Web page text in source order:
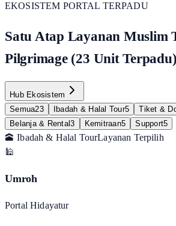
EKOSISTEM PORTAL TERPADU
Satu Atap Layanan Muslim
Pilgrimage (23 Unit Terpadu)
Hub Ekosistem
Semua23 Ibadah & Halal Tour5 Tiket &
Belanja & Rental3 Kemitraan5 Support5
🕋 Ibadah & Halal TourLayanan Terpilih
🕌
Umroh
Portal Hidayatur